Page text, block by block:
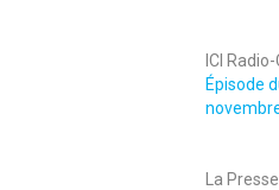
ICI
Épisode
La